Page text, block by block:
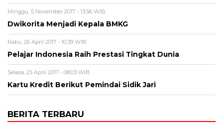
Minggu, 5 November 2017 - 13:56 WIB
Dwikorita Menjadi Kepala BMKG
Rabu, 26 April 2017 - 10:39 WIB
Pelajar Indonesia Raih Prestasi Tingkat Dunia
Selasa, 25 April 2017 - 08:03 WIB
Kartu Kredit Berikut Pemindai Sidik Jari
BERITA TERBARU